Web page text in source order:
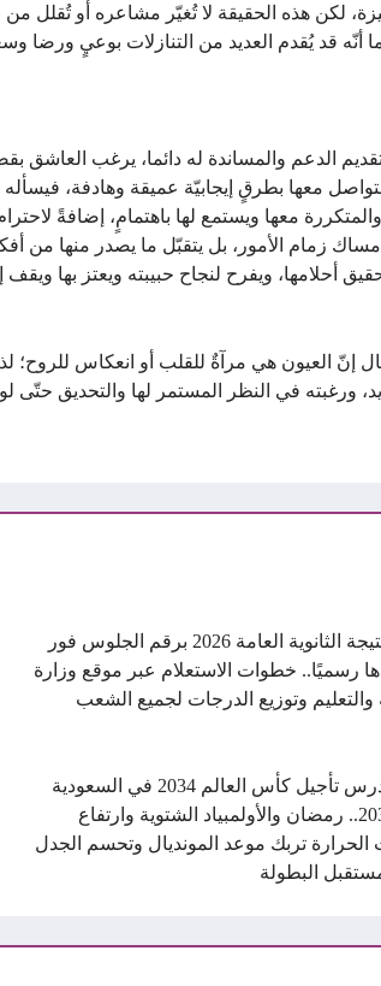
لكن هذه الحقيقة لا تُغيّر مشاعره أو تُقلل
قد يُقدم العديد من التنازلات بوعيٍ ورضا
الدعم والمساندة له دائما، يرغب
معها بطرقٍ إيجابيّة عميقة وهادفة،
معها ويستمع لها باهتمامٍ، إضافةً
زمام الأمور، بل يتقبّل ما يصدر منها من
أحلامها، ويفرح لنجاح حبيبته ويعتز بها ويقف
إنّ العيون هي مرآةٌ للقلب أو انعكاس
ورغبته في النظر المستمر لها والتحديق حتّى لو
رابط نتيجة الثانوية العامة 2026 برقم الجلوس فور
رسميًا.. خطوات الاستعلام عبر موقع وزارة
والتعليم وتوزيع الدرجات لجميع الشعب
فيفا يدرس تأجيل كأس العالم 2034 في السعودية
إلى 2035.. رمضان والأولمبياد الشتوية وارتفاع
الحرارة تربك موعد المونديال وتحسم الجدل
البطولة